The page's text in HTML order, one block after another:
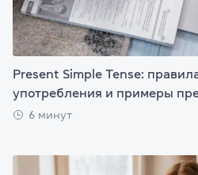
Present Simple Tense:
употребления и примеры
6 минут